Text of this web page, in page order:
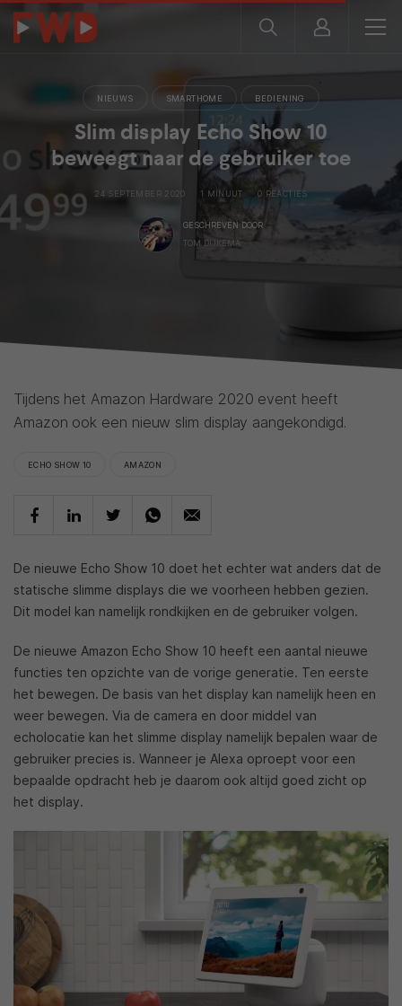
NIEUWS SMARTHOME BEDIENING
Slim display Echo Show 10
beweegt naar de gebruiker toe
24 SEPTEMBER 2020 1 MINUUT 0 REACTIES
GESCHREVEN DOOR
TOM DIJKEMA
Tijdens het Amazon Hardware 2020 event heeft
Amazon ook een nieuw slim display aangekondigd.
ECHO SHOW 10 AMAZON
De nieuwe Echo Show 10 doet het echter wat anders dat de
statische slimme displays die we voorheen hebben gezien.
Dit model kan namelijk rondkijken en de gebruiker volgen.
De nieuwe Amazon Echo Show 10 heeft een aantal nieuwe
functies ten opzichte van de vorige generatie. Ten eerste
het bewegen. De basis van het display kan namelijk heen en
weer bewegen. Via de camera en door middel van
echolocatie kan het slimme display namelijk bepalen waar de
gebruiker precies is. Wanneer je Alexa oproept voor een
bepaalde opdracht heb je daarom ook altijd goed zicht op
het display.